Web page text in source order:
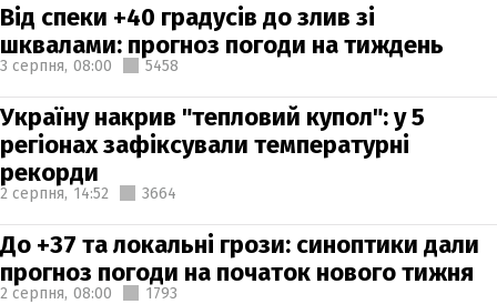
Від спеки +40 градусів до злив зі
шквалами: прогноз погоди на тиждень
3 серпня, 08:00 5458
Україну накрив "тепловий купол": у 5
регіонах зафіксували температурні
рекорди
2 серпня, 14:52 3664
До +37 та локальні грози: синоптики дали
прогноз погоди на початок нового тижня
2 серпня, 08:00 1793